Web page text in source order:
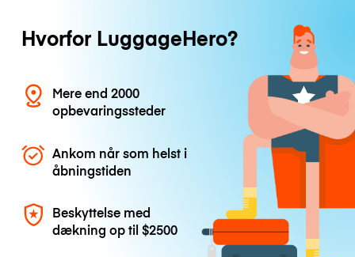
Hvorfor LuggageHero?
Mere end 2000
opbevaringssteder
Ankom når som helst i
åbningstiden
Beskyttelse med
dækning op til$2500